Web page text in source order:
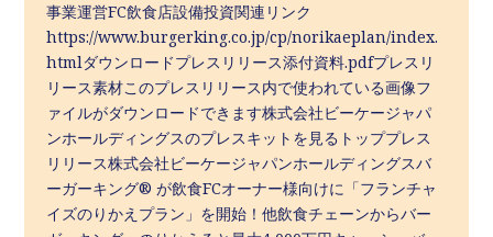
事業運営FC飲食店設備投資関連リンク
https://www.burgerking.co.jp/cp/norikaeplan/index.
htmlダウンロードプレスリリース添付資料.pdfプレスリ
リース素材このプレスリリース内で使われている画像フ
ァイルがダウンロードできます株式会社ビーケージャパ
ンホールディングスのプレスキットを見るトッププレス
リリース株式会社ビーケージャパンホールディングスバ
ーガーキング® が飲食FCオーナー様向けに「フランチャ
イズのりかえプラン」を開始！他飲食チェーンからバー